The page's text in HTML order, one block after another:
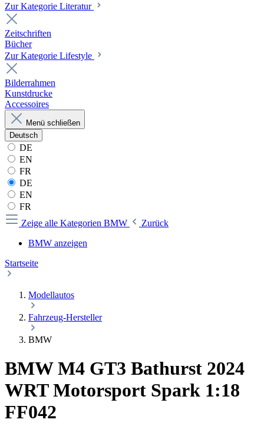
Zur Kategorie Literatur
Zeitschriften
Bücher
Zur Kategorie Lifestyle
Bilderrahmen
Kunstdrucke
Accessoires
Menü schließen
Deutsch
DE
EN
FR
DE
EN
FR
Zeige alle Kategorien BMW
Zurück
BMW anzeigen
Startseite
Modellautos
Fahrzeug-Hersteller
BMW
BMW M4 GT3 Bathurst 2024
WRT Motorsport Spark 1:18
FF042